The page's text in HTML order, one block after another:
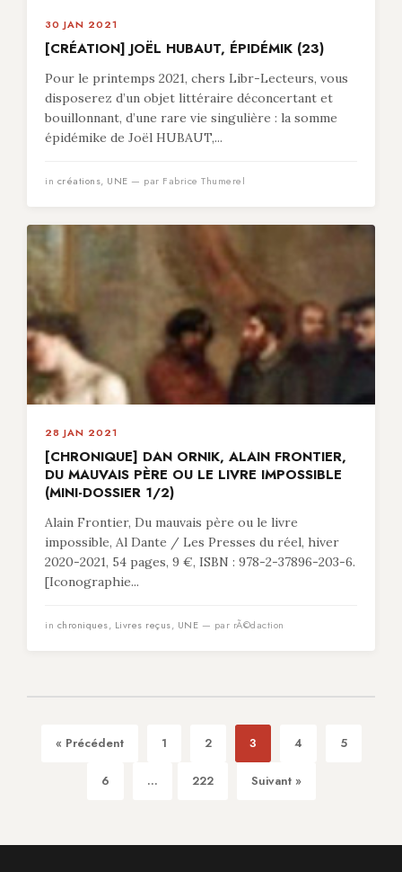
30 JAN 2021
[CRÉATION] JOËL HUBAUT, ÉPIDÉMIK (23)
Pour le printemps 2021, chers Libr-Lecteurs, vous
disposerez d’un objet littéraire déconcertant et
bouillonnant, d’une rare vie singulière : la somme
épidémike de Joël HUBAUT,...
in créations, UNE — par Fabrice Thumerel
28 JAN 2021
[CHRONIQUE] DAN ORNIK, ALAIN FRONTIER,
DU MAUVAIS PÈRE OU LE LIVRE IMPOSSIBLE
(MINI-DOSSIER 1/2)
Alain Frontier, Du mauvais père ou le livre
impossible, Al Dante / Les Presses du réel, hiver
2020-2021, 54 pages, 9 €, ISBN : 978-2-37896-203-6.
[Iconographie...
in chroniques, Livres reçus, UNE — par rÃ©daction
« Précédent 1 2 3 4 5
6 ... 222 Suivant »